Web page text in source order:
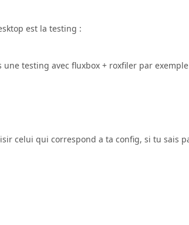
est la testing :
testing avec fluxbox + roxfiler par
celui qui correspond a ta config, si tu sais